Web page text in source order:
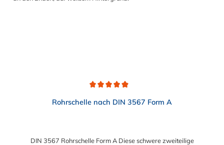
Rohrschelle nach DIN 3567 Form A
DIN 3567 Rohrschelle Form A Diese schwere zweiteilige